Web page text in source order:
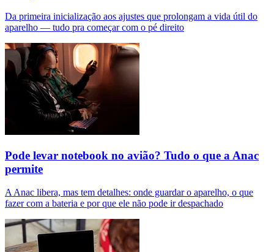
Da primeira inicialização aos ajustes que prolongam a vida útil do
aparelho — tudo pra começar com o pé direito
Pode levar notebook no avião? Tudo o que a Anac
permite
A Anac libera, mas tem detalhes: onde guardar o aparelho, o que
fazer com a bateria e por que ele não pode ir despachado